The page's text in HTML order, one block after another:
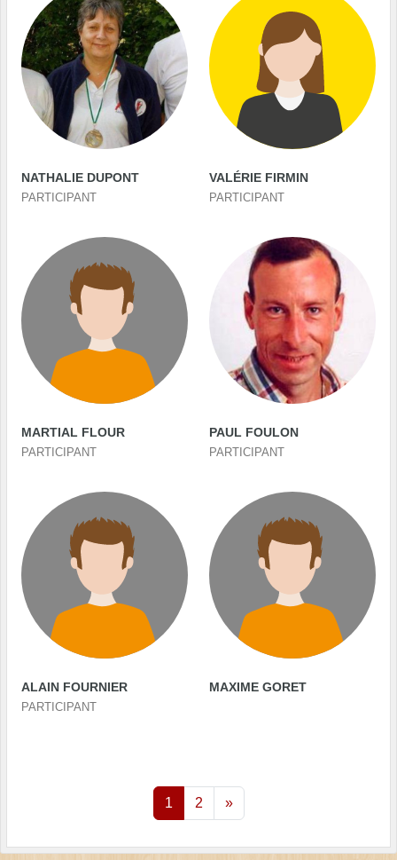
NATHALIE DUPONT
PARTICIPANT
VALÉRIE FIRMIN
PARTICIPANT
MARTIAL FLOUR
PARTICIPANT
PAUL FOULON
PARTICIPANT
ALAIN FOURNIER
PARTICIPANT
MAXIME GORET
1 2 »